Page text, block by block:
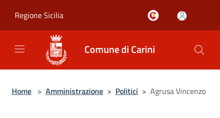
Regione Sicilia
Comune di Carini
Home > Amministrazione > Politici > Agrusa Vincenzo